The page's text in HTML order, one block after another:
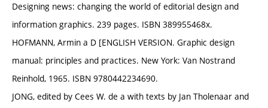
Designing news: changing the world of editorial design and
information graphics. 239 pages. ISBN 389955468x.
HOFMANN, Armin a D [ENGLISH VERSION. Graphic design
manual: principles and practices. New York: Van Nostrand
Reinhold, 1965. ISBN 9780442234690.
JONG, edited by Cees W. de a with texts by Jan Tholenaar and